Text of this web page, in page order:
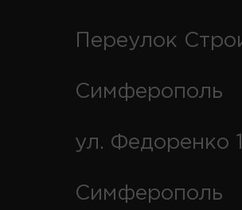
Переулок
Симферополь
ул. Федоренко
Симферополь